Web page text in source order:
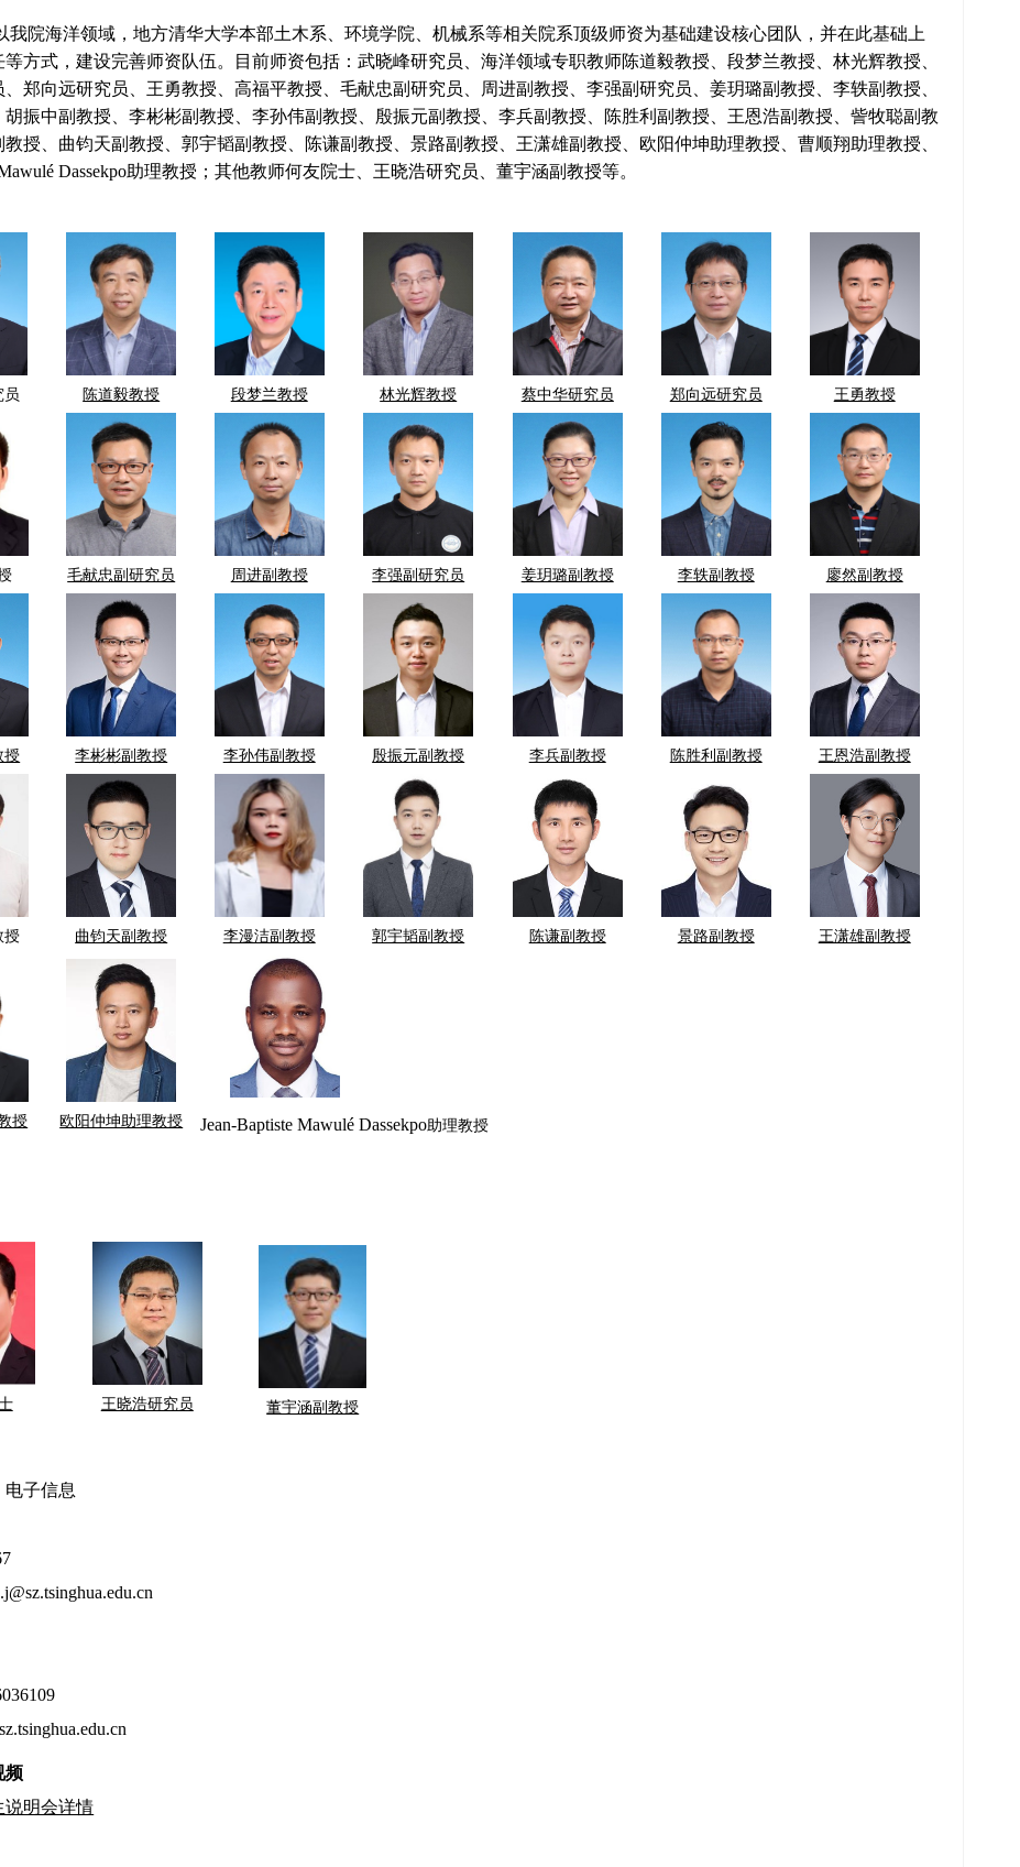
我院海洋领域，地方清华大学本部土木系、环境学院、机械系等相关院系顶级师资为基础建设核心团队，并在此基础上
等方式，建设完善师资队伍。目前师资包括：武晓峰研究员、海洋领域专职教师陈道毅教授、段梦兰教授、林光辉教授、
、郑向远研究员、王勇教授、高福平教授、毛献忠副研究员、周进副教授、李强副研究员、姜玥璐副教授、李轶副教授、
胡振中副教授、李彬彬副教授、李孙伟副教授、殷振元副教授、李兵副教授、 陈胜利副教授、 王恩浩副教授、訾牧聪副教
授、曲钧天副教授、郭宇韬副教授、陈谦副教授、景路副教授、 王潇雄副教授、 欧阳仲坤助理教授、曹顺翔助理教授、
Mawulé Dassekpo助理教授；其他教师何友院士、王晓浩研究员、董宇涵副教授等。
员 陈道毅教授 段梦兰教授 林光辉教授 蔡中华研究员 郑向远研究员 王勇教授
毛献忠副研究员 周进副教授 李强副研究员 姜玥璐副教授 李轶副教授 廖然副教授
授 李彬彬副教授 李孙伟副教授 殷振元副教授 李兵副教授 陈胜利副教授 王恩浩副教授
授 曲钧天副教授 李漫洁副教授 郭宇韬副教授 陈谦副教授 景路副教授 王潇雄副教授
授 欧阳仲坤助理教授 Jean-Baptiste Mawulé Dassekpo助理教授
王晓浩研究员 董宇涵副教授
电子信息
频
说明会详情